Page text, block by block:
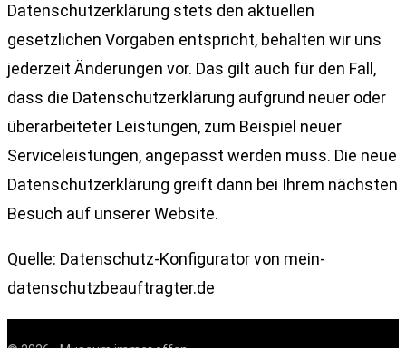
Datenschutzerklärung stets den aktuellen
gesetzlichen Vorgaben entspricht, behalten wir uns
jederzeit Änderungen vor. Das gilt auch für den Fall,
dass die Datenschutzerklärung aufgrund neuer oder
überarbeiteter Leistungen, zum Beispiel neuer
Serviceleistungen, angepasst werden muss. Die neue
Datenschutzerklärung greift dann bei Ihrem nächsten
Besuch auf unserer Website.
Quelle: Datenschutz-Konfigurator von mein-
datenschutzbeauftragter.de